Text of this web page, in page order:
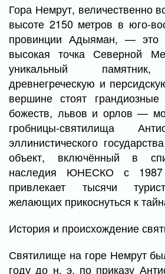
Гора Немрут, величественно
высоте 2150 метров в юго-
провинции Адыяман, — это
высокая точка Северной
уникальный
древнегреческую и
вершине стоят
божеств, львов и орлов —
гробницы-святилища
эллинистического
объект, включённый в
наследия ЮНЕСКО с 1987
привлекает тысячи
желающих прикоснуться к
История и происхождение
Святилище на горе Немрут
году до н. э. по приказу